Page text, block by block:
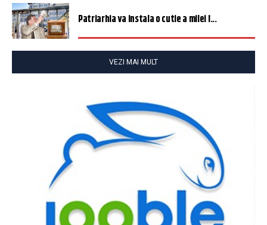
Patriarhia va instala o cutie a milei î...
VEZI MAI MULT